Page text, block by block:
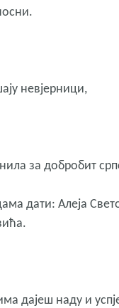
невјерници,
за добробит
дати: Алеја
дајеш наду и